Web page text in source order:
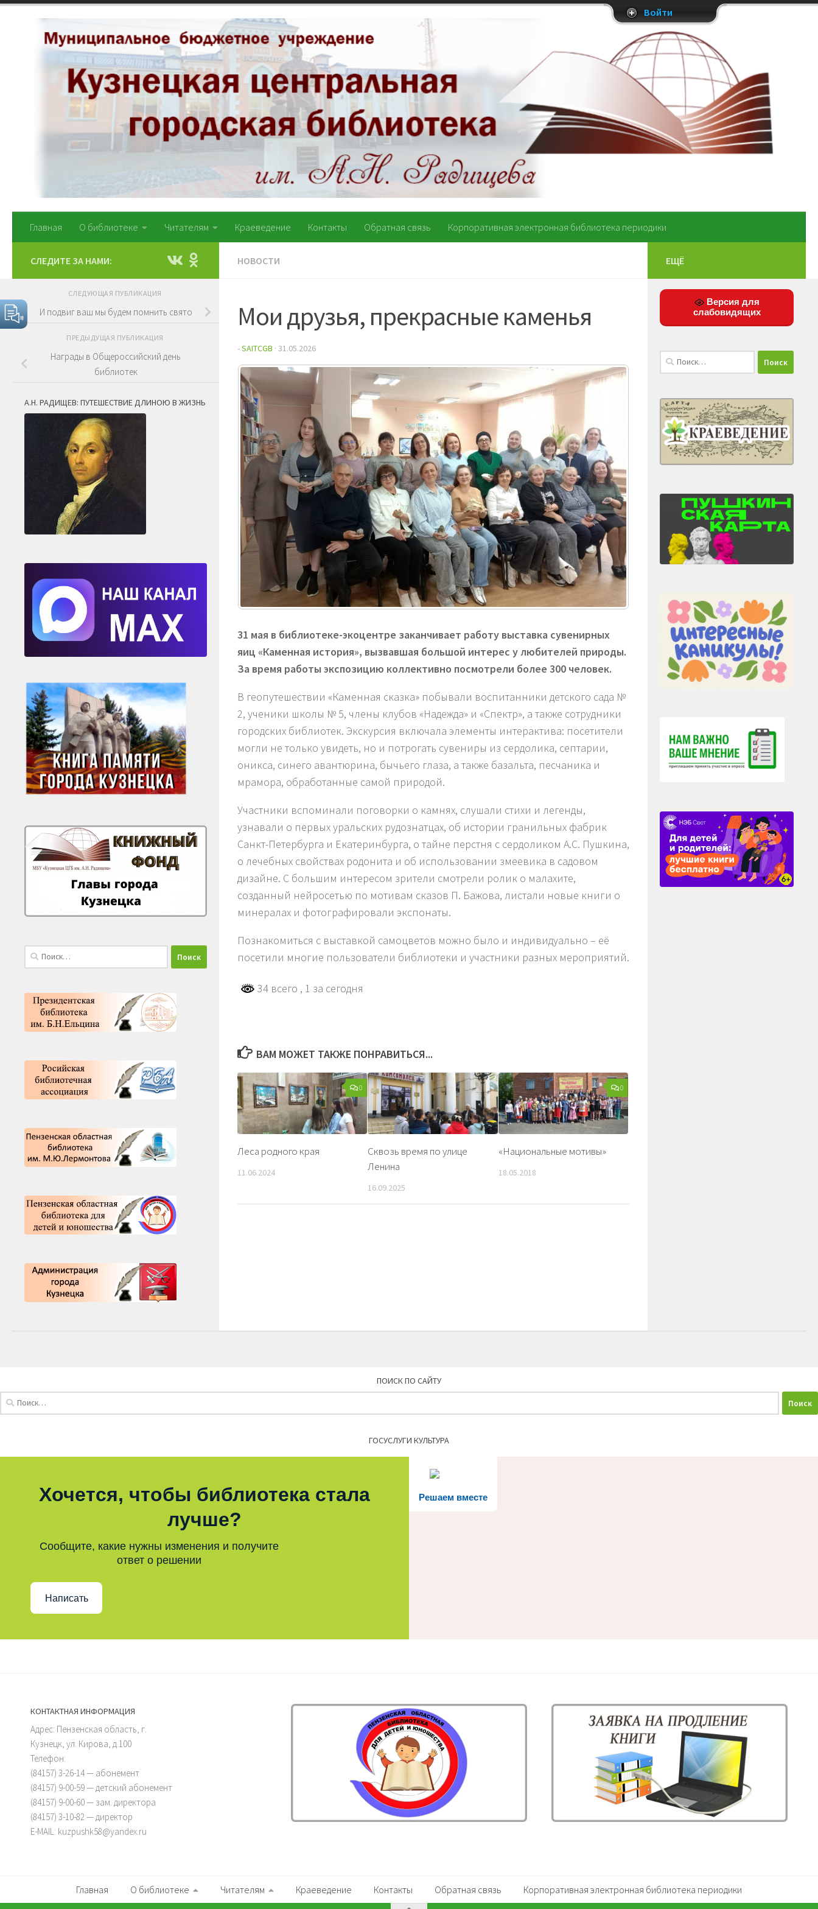
Перейти к содержимому
Главная О библиотеке Читателям Краеведение Контакты Обратная связь Корпоративная электронная библиотека периодики
НОВОСТИ
Мои друзья, прекрасные каменья
-SAITCGB · 31.05.2026
31 мая в библиотеке-экоцентре заканчивает работу выставка сувенирных
яиц «Каменная история», вызвавшая большой интерес у любителей природы.
За время работы экспозицию коллективно посмотрели более 300 человек.
В геопутешествии «Каменная сказка» побывали воспитанники детского сада №
2, ученики школы № 5, члены клубов «Надежда» и «Спектр», а также сотрудники
городских библиотек. Экскурсия включала элементы интерактива: посетители
могли не только увидеть, но и потрогать сувениры из сердолика, септарии,
оникса, синего авантюрина, бычьего глаза, а также базальта, песчаника и
мрамора, обработанные самой природой.
Участники вспоминали поговорки о камнях, слушали стихи и легенды,
узнавали о первых уральских рудознатцах, об истории гранильных фабрик
Санкт-Петербурга и Екатеринбурга, о тайне перстня с сердоликом А.С. Пушкина,
о лечебных свойствах родонита и об использовании змеевика в садовом
дизайне. С большим интересом зрители смотрели ролик о малахите,
созданный нейросетью по мотивам сказов П. Бажова, листали новые книги о
минералах и фотографировали экспонаты.
Познакомиться с выставкой самоцветов можно было и индивидуально – её
посетили многие пользователи библиотеки и участники разных мероприятий.
34 всего , 1 за сегодня
ВАМ МОЖЕТ ТАКЖЕ ПОНРАВИТЬСЯ...
0
Леса родного края
11.06.2024
Сквозь время по улице
Ленина
16.09.2025
0
«Национальные мотивы»
18.05.2018
СЛЕДИТЕ ЗА НАМИ:
СЛЕДУЮЩАЯ ПУБЛИКАЦИЯ
И подвиг ваш мы будем помнить свято
ПРЕДЫДУЩАЯ ПУБЛИКАЦИЯ
Награды в Общероссийский день
библиотек
А.Н. РАДИЩЕВ: ПУТЕШЕСТВИЕ ДЛИНОЮ В ЖИЗНЬ
Найти:
ЕЩЁ
Версия для
слабовидящих
Найти:
ПОИСК ПО САЙТУ
ГОСУСЛУГИ КУЛЬТУРА
Решаем вместе
Хочется, чтобы библиотека стала
лучше?
Сообщите, какие нужны изменения и получите
ответ о решении
Написать
КОНТАКТНАЯ ИНФОРМАЦИЯ
Адрес: Пензенская область, г.
Кузнецк, ул. Кирова, д.100
Телефон:
(84157) 3-26-14 — абонемент
(84157) 9-00-59 — детский абонемент
(84157) 9-00-60 — зам. директора
(84157) 3-10-82 — директор
E-MAIL: kuzpushk58@yandex.ru
Главная О библиотеке Читателям Краеведение Контакты Обратная связь Корпоративная электронная библиотека периодики
Войти